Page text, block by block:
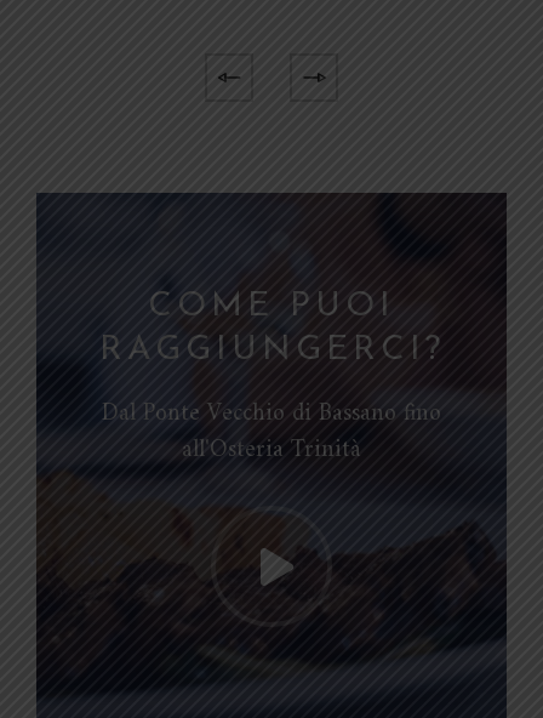
COME PUOI
RAGGIUNGERCI?
Dal Ponte Vecchio di Bassano fino
all'Osteria Trinità